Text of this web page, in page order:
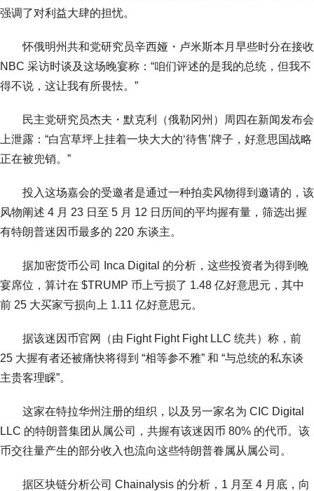
强调了对利益大肆的担忧。
怀俄明州共和党研究员辛西娅・卢米斯本月早些时分在接收
NBC 采访时谈及这场晚宴称：“咱们评述的是我的总统，但我不
得不说，这让我有所畏怯。”
民主党研究员杰夫・默克利（俄勒冈州）周四在新闻发布会
上泄露：“白宫草坪上挂着一块大大的‘待售’牌子，好意思国战略
正在被兜销。”
投入这场嘉会的受邀者是通过一种拍卖风物得到邀请的，该
风物阐述 4 月 23 日至 5 月 12 日历间的平均握有量，筛选出握
有特朗普迷因币最多的 220 东谈主。
据加密货币公司 Inca Digital 的分析，这些投资者为得到晚
宴席位，算计在 $TRUMP 币上亏损了 1.48 亿好意思元，其中
前 25 大买家亏损向上 1.11 亿好意思元。
据该迷因币官网（由 Fight Fight Fight LLC 统共）称，前
25 大握有者还被痛快将得到 “相等参不雅” 和 “与总统的私东谈
主贵客理睬”。
这家在特拉华州注册的组织，以及另一家名为 CIC Digital
LLC 的特朗普集团从属公司，共握有该迷因币 80% 的代币。该
币交往量产生的部分收入也流向这些特朗普眷属从属公司。
据区块链分析公司 Chainalysis 的分析，1 月至 4 月底，向